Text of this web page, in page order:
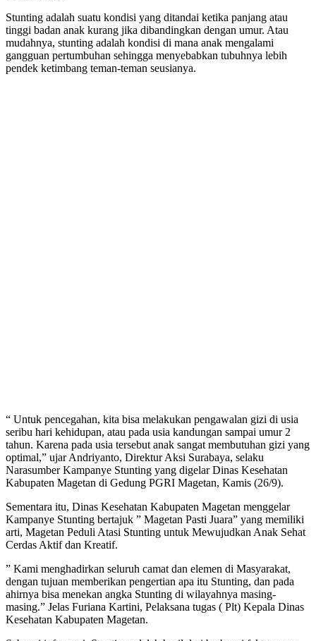
Stunting adalah suatu kondisi yang ditandai ketika panjang atau
tinggi badan anak kurang jika dibandingkan dengan umur. Atau
mudahnya, stunting adalah kondisi di mana anak mengalami
gangguan pertumbuhan sehingga menyebabkan tubuhnya lebih
pendek ketimbang teman-teman seusianya.
“ Untuk pencegahan, kita bisa melakukan pengawalan gizi di usia
seribu hari kehidupan, atau pada usia kandungan sampai umur 2
tahun. Karena pada usia tersebut anak sangat membutuhan gizi yang
optimal,” ujar Andriyanto, Direktur Aksi Surabaya, selaku
Narasumber Kampanye Stunting yang digelar Dinas Kesehatan
Kabupaten Magetan di Gedung PGRI Magetan, Kamis (26/9).
Sementara itu, Dinas Kesehatan Kabupaten Magetan menggelar
Kampanye Stunting bertajuk ” Magetan Pasti Juara” yang memiliki
arti, Magetan Peduli Atasi Stunting untuk Mewujudkan Anak Sehat
Cerdas Aktif dan Kreatif.
” Kami menghadirkan seluruh camat dan elemen di Masyarakat,
dengan tujuan memberikan pengertian apa itu Stunting, dan pada
ahirnya bisa menekan angka Stunting di wilayahnya masing-
masing.” Jelas Furiana Kartini, Pelaksana tugas ( Plt) Kepala Dinas
Kesehatan Kabupaten Magetan.